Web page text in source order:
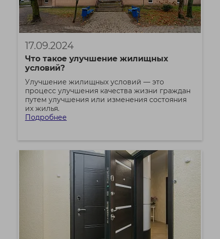
17.09.2024
Что такое улучшение жилищных
условий?
Улучшение жилищных условий — это
процесс улучшения качества жизни граждан
путем улучшения или изменения состояния
их жилья.
Подробнее